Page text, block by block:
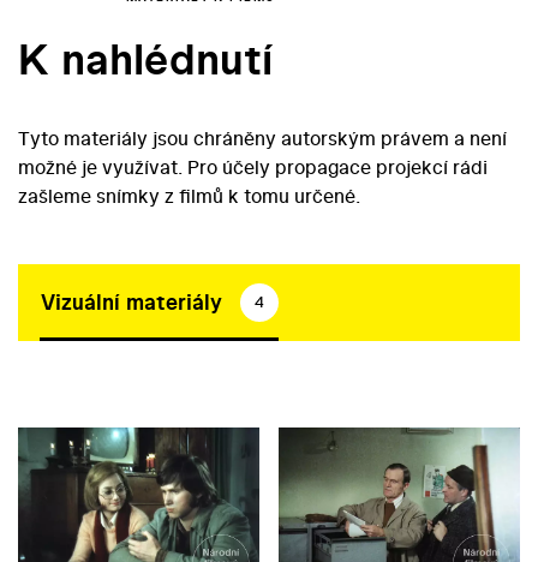
K nahlédnutí
Tyto materiály jsou chráněny autorským právem a není
možné je využívat. Pro účely propagace projekcí rádi
zašleme snímky z filmů k tomu určené.
Vizuální materiály 4